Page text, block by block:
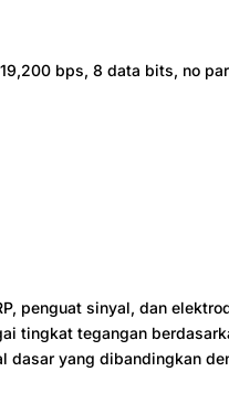
bps, 8 data bits, no
penguat sinyal, dan
tingkat tegangan
yang dibandingkan